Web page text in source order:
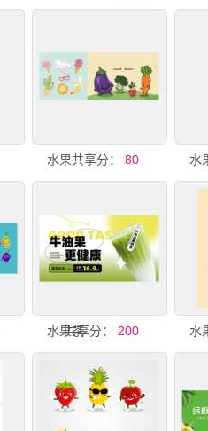
水果共享分： 80 水
水果茶共享分： 200